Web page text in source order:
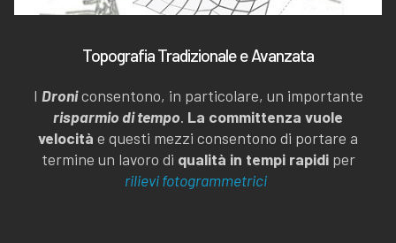
Topografia Tradizionale e Avanzata
I Droniconsentono, in particolare, un importante
risparmio di tempo. La committenza vuole
velocità e questi mezzi consentono di portare a
termine un lavoro di qualità in tempi rapidiper
rilievi fotogrammetrici